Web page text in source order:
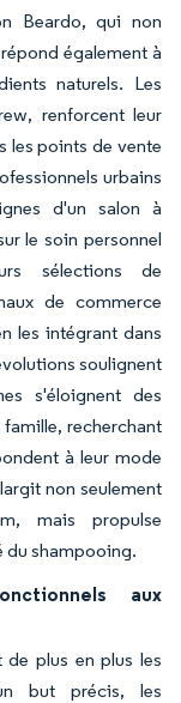
Beardo, qui non
également à
naturels. Les
renforcent leur
les points de vente
urbains
d'un salon à
le soin personnel
sélections de
de commerce
les intégrant dans
soulignent
s'éloignent des
recherchant
à leur mode
non seulement
mais propulse
du shampooing.
aux
plus en plus les
but précis, les